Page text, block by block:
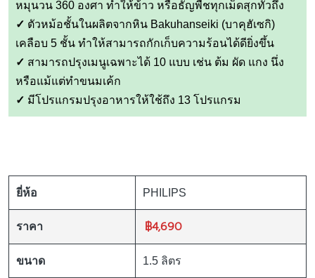
หมุนวน 360 องศา ทำให้ข้าว หรือธัญพืชทุกเม็ดสุกทั่วถึง
✓ ตัวหม้อชั้นในผลิตจากหิน Bakuhanseiki (บาคุฮัเซกิ)
เคลือบ 5 ชั้น ทำให้สามารถกักเก็บความร้อนได้ดียิ่งขึ้น
✓ สามารถปรุงเมนูเฉพาะได้ 10 แบบ เช่น ต้ม ผัด แกง นึ่ง
หรือแม้แต่ทำขนมเค้ก
✓ มีโปรแกรมปรุงอาหารให้ใช้ถึง 13 โปรแกรม
ยี่ห้อ PHILIPS
ราคา ฿4,690
ขนาด 1.5 ลิตร